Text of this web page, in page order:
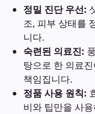
정밀 진단 우선:
조, 피부 상태를
니다.
숙련된 의료진:
탕으로 한 의료
책임집니다.
정품 사용 원칙:
비와 팁만을 사